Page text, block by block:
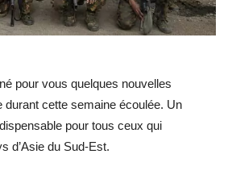
pour vous quelques nouvelles
durant cette semaine écoulée. Un
pour tous ceux qui
d’Asie du Sud-Est.